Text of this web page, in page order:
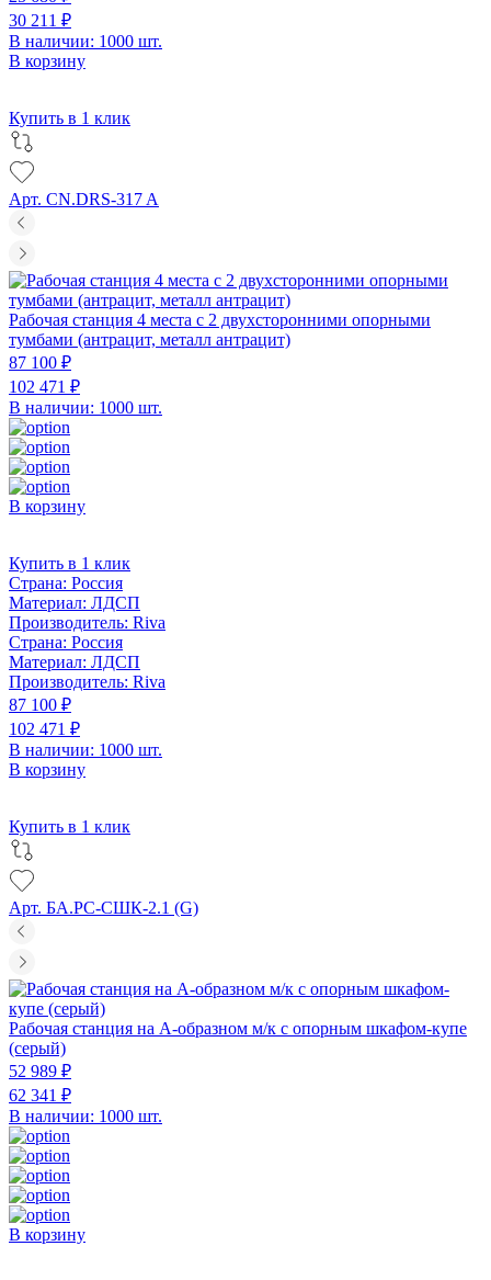
30 211 ₽
В наличии: 1000 шт.
В корзину
Купить в 1 клик
Арт. CN.DRS-317 A
Рабочая станция 4 места с 2 двухсторонними опорными
тумбами (антрацит, металл антрацит)
87 100 ₽
102 471 ₽
В наличии: 1000 шт.
В корзину
Купить в 1 клик
Страна: Россия
Материал: ЛДСП
Производитель: Riva
Страна: Россия
Материал: ЛДСП
Производитель: Riva
87 100 ₽
102 471 ₽
В наличии: 1000 шт.
В корзину
Купить в 1 клик
Арт. БА.РС-СШК-2.1 (G)
Рабочая станция на А-образном м/к с опорным шкафом-купе
(серый)
52 989 ₽
62 341 ₽
В наличии: 1000 шт.
В корзину